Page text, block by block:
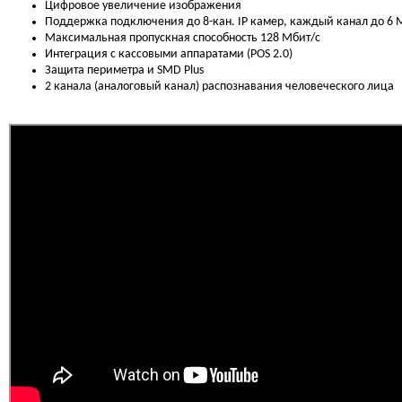
Цифровое увеличение изображения
Поддержка подключения до 8-кан. IP камер, каждый канал до 6
Максимальная пропускная способность 128 Мбит/с
Интеграция с кассовыми аппаратами (POS 2.0)
Защита периметра и SMD Plus
2 канала (аналоговый канал) распознавания человеческого лица